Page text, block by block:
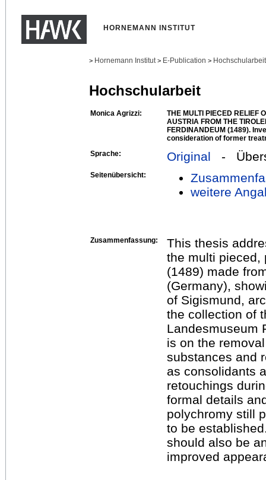
HORNEMANN INSTITUT
> Hornemann Institut > E-Publication >
Hochschularbeit
Monica Agrizzi:
THE MULTI PIECED RELIEF
AUSTRIA FROM THE
FERDINANDEUM (1489).
consideration of former
Sprache:
Original -
Seitenübersicht:
weitere
Zusammenfassung:
This thesis
the multi pieced,
(1489) made
(Germany),
of Sigismund,
the collection of
Landesmuseum
is on the
substances and
as consolidants
retouchings
formal details
polychromy still
to be
should also be
improved